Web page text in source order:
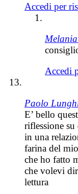
Accedi per
Accedi
Paolo
E’ bello
riflessione
in una
farina del
che ho fatto
che volevi
lettura